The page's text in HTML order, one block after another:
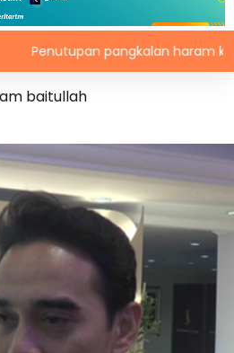
pangkalan haram kekang
baitullah